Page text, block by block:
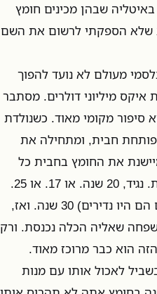
שבהן מכינים חומץ
שלא הספקתי לרשום את השם
מעולם לא נועד להפוך
איקס מיליוני דולרים. מסתבר
סיפור מקומי מאוד. כשנולדת
חבית, ומתחילה את
את החומץ בחבית כל
השנים עד שאותה ילדה מתחתנת. נגיד, 20 שנה. או 17. או 25.
או, במקרים נדירים (לפחות פעם הם היו נדירים) 30 שנה. ואז,
שאליה הכלה נכנסת. ורק
הוא כבר מרוכז מאוד.
לאכול אותו עם מנות